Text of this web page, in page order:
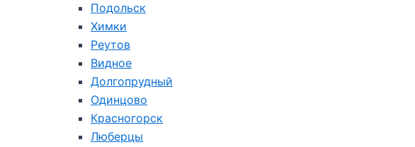
Подольск
Химки
Реутов
Видное
Долгопрудный
Одинцово
Красногорск
Люберцы